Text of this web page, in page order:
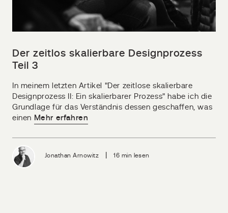
Der zeitlos skalierbare Designprozess
Teil 3
In meinem letzten Artikel "Der zeitlose skalierbare
Designprozess II: Ein skalierbarer Prozess" habe ich die
Grundlage für das Verständnis dessen geschaffen, was
einen Mehr erfahren
Jonathan Arnowitz 16 min lesen